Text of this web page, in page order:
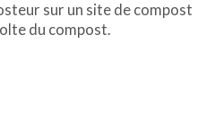
sur un site de compost
du compost.